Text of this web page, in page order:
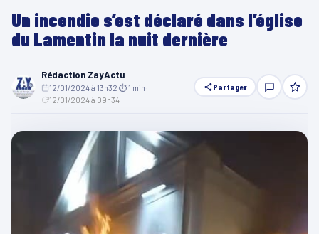
Un incendie s’est déclaré dans l’église
du Lamentin la nuit dernière
Rédaction ZayActu
12/01/2024 à 13h32 ⏱ 1 min
12/01/2024 à 09h34
Partager